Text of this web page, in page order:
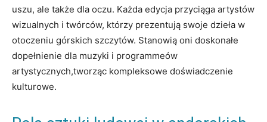
uszu, ale także dla‍ oczu. Każda edycja⁢ przyciąga‍ artystów
wizualnych ⁣i ⁣twórców, którzy prezentują swoje dzieła w
⁤otoczeniu górskich szczytów. ⁢Stanowią oni doskonałe
⁣dopełnienie dla muzyki i ⁢programmeów
artystycznych,tworząc kompleksowe doświadczenie
kulturowe.